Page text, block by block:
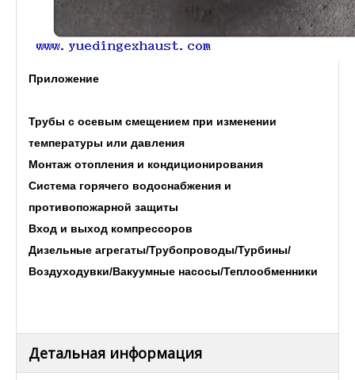
Приложение
Трубы с осевым смещением при изменении
температуры или давления
Монтаж отопления и кондиционирования
Система горячего водоснабжения и
противопожарной защиты
Вход и выход компрессоров
Дизельные агрегаты/Трубопроводы/Турбины/
Воздуходувки/Вакуумные насосы/Теплообменники
Детальная информация